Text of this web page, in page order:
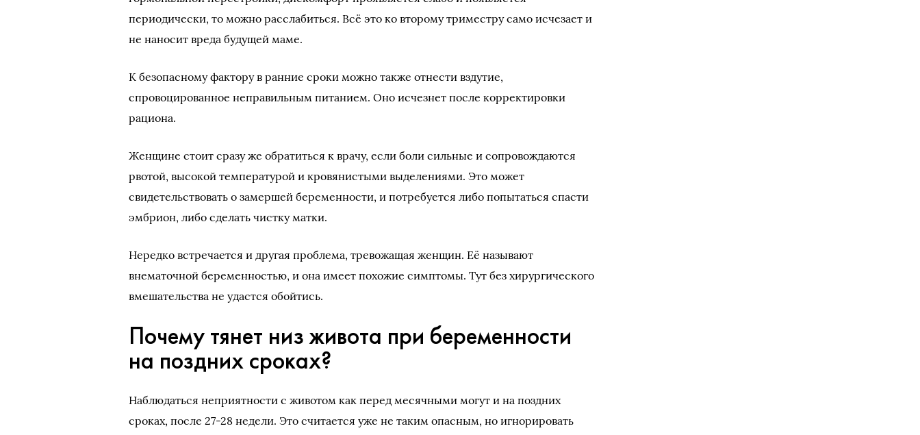
периодически, то можно расслабиться. Всё это ко второму триместру само исчезает и
не наносит вреда будущей маме.
К безопасному фактору в ранние сроки можно также отнести вздутие,
спровоцированное неправильным питанием. Оно исчезнет после корректировки
рациона.
Женщине стоит сразу же обратиться к врачу, если боли сильные и сопровождаются
рвотой, высокой температурой и кровянистыми выделениями. Это может
свидетельствовать о замершей беременности, и потребуется либо попытаться спасти
эмбрион, либо сделать чистку матки.
Нередко встречается и другая проблема, тревожащая женщин. Её называют
внематочной беременностью, и она имеет похожие симптомы. Тут без хирургического
вмешательства не удастся обойтись.
Почему тянет низ живота при беременности
на поздних сроках?
Наблюдаться неприятности с животом как перед месячными могут и на поздних
сроках, после 27-28 недели. Это считается уже не таким опасным, но игнорировать